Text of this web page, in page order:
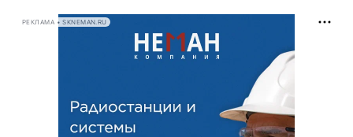
РЕКЛАМА • SKNEMAN.RU